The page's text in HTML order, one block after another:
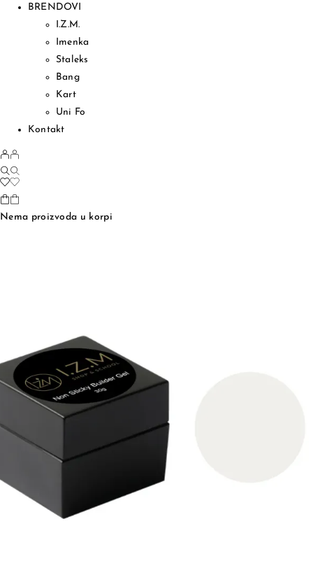
BRENDOVI
I.Z.M.
Imenka
Staleks
Bang
Kart
Uni Fo
Kontakt
Nema proizvoda u korpi